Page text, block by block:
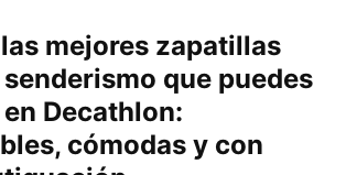
mejores zapatillas
que puedes
Decathlon:
cómodas y con